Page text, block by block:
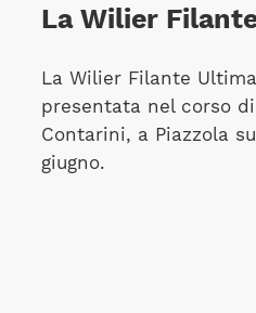
La Wilier
La Wilier Filante
presentata nel corso
Contarini, a Piazzola
giugno.